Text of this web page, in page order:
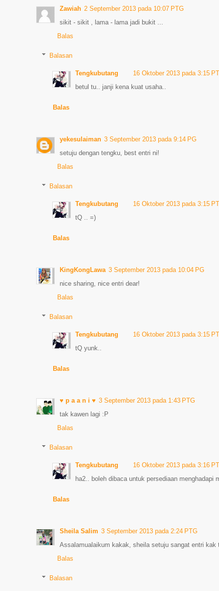
Zawiah 2 September 2013 pada 10:07 PTG
sikit - sikit , lama - lama jadi bukit ...
Balas
Balasan
Tengkubutang
16 Oktober 2013 pada 3:15
betul tu.. janji kena kuat usaha..
Balas
yekesulaiman 3 September 2013 pada 9:14 PG
setuju dengan tengku, best entri ni!
Balas
Balasan
Tengkubutang
16 Oktober 2013 pada 3:15
tQ .. =)
Balas
KingKongLawa 3 September 2013 pada 10:04 PG
nice sharing, nice entri dear!
Balas
Balasan
Tengkubutang
16 Oktober 2013 pada 3:15
tQ yunk..
Balas
♥ p a a n i ♥ 3 September 2013 pada 1:43 PTG
tak kawen lagi :P
Balas
Balasan
Tengkubutang
16 Oktober 2013 pada 3:16
ha2.. boleh dibaca untuk persediaan menghadapi
Balas
Sheila Salim 3 September 2013 pada 2:24 PTG
Assalamualaikum kakak, sheila setuju sangat entri
Balas
Balasan